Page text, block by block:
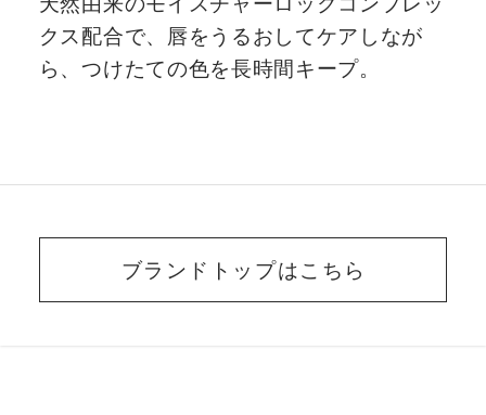
クス配合で、唇をうるおしてケアしなが
ら、つけたての色を長時間キープ。
ブランドトップはこちら